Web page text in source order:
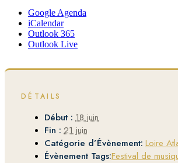
Google Agenda
iCalendar
Outlook 365
Outlook Live
DÉTAILS
Début : 18 juin
Fin : 21 juin
Catégorie d’Évènement: Loire
Évènement Tags:Festival de